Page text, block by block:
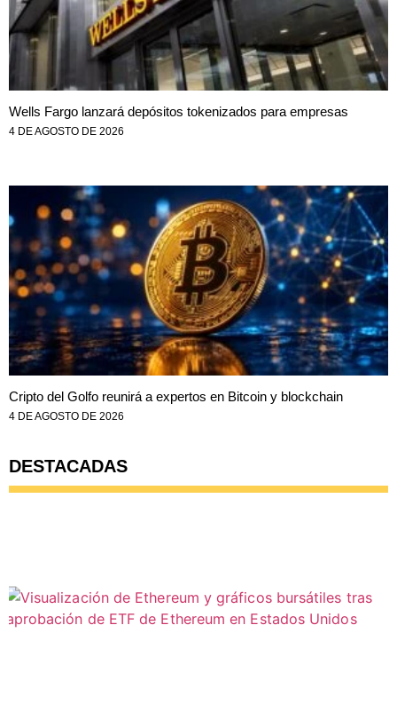
Wells Fargo lanzará depósitos tokenizados para empresas
4 DE AGOSTO DE 2026
Cripto del Golfo reunirá a expertos en Bitcoin y blockchain
4 DE AGOSTO DE 2026
DESTACADAS